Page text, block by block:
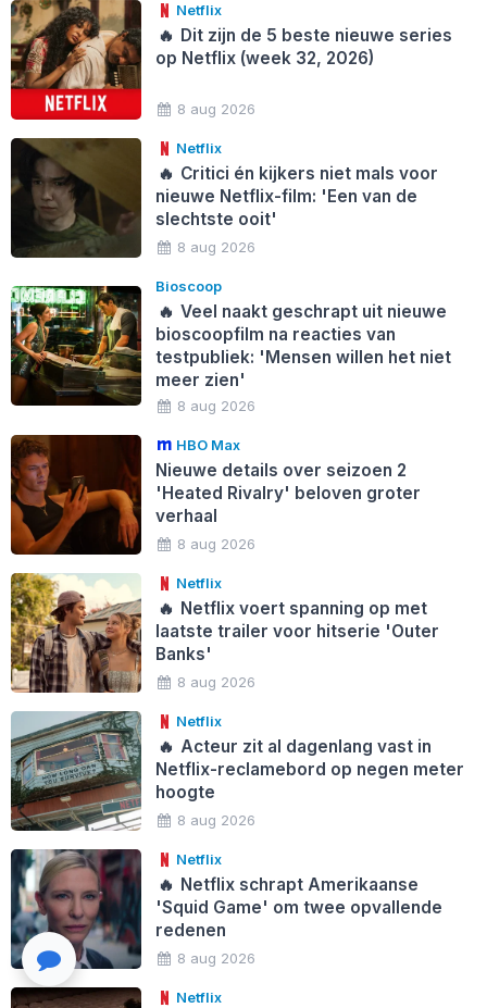
Netflix
🔥 Dit zijn de 5 beste nieuwe series
op Netflix (week 32, 2026)
8 aug 2026
Netflix
🔥 Critici én kijkers niet mals voor
nieuwe Netflix-film: 'Een van de
slechtste ooit'
8 aug 2026
Bioscoop
🔥 Veel naakt geschrapt uit nieuwe
bioscoopfilm na reacties van
testpubliek: 'Mensen willen het niet
meer zien'
8 aug 2026
HBO Max
Nieuwe details over seizoen 2
'Heated Rivalry' beloven groter
verhaal
8 aug 2026
Netflix
🔥 Netflix voert spanning op met
laatste trailer voor hitserie 'Outer
Banks'
8 aug 2026
Netflix
🔥 Acteur zit al dagenlang vast in
Netflix-reclamebord op negen meter
hoogte
8 aug 2026
Netflix
🔥 Netflix schrapt Amerikaanse
'Squid Game' om twee opvallende
redenen
8 aug 2026
Netflix